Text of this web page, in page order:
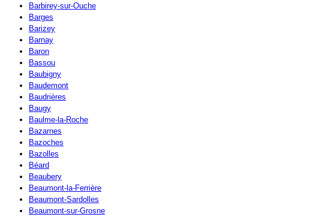
Barbirey-sur-Ouche
Barges
Barizey
Barnay
Baron
Bassou
Baubigny
Baudemont
Baudrières
Baugy
Baulme-la-Roche
Bazarnes
Bazoches
Bazolles
Béard
Beaubery
Beaumont-la-Ferrière
Beaumont-Sardolles
Beaumont-sur-Grosne